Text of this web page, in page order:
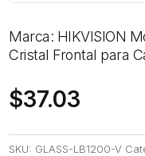
Marca: HIKVISION
Cristal Frontal para
$37.03
SKU: GLASS-LB1200-V